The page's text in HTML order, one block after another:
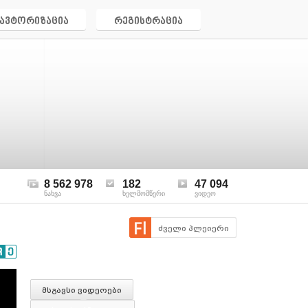
ავტორიზაცია რეგისტრაცია
8 562 978
ნახვა
182
ხელმომწერი
47 094
ვიდეო
ძველი პლეიერი
მსგავსი ვიდეოები